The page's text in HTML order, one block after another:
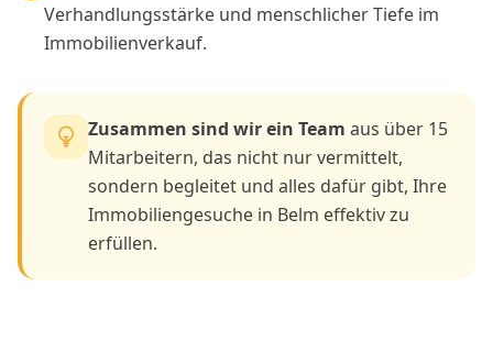
Verhandlungsstärke und menschlicher Tiefe im
Immobilienverkauf.
Zusammen sind wir ein Team aus über 15
Mitarbeitern, das nicht nur vermittelt,
sondern begleitet und alles dafür gibt, Ihre
Immobiliengesuche in Belm effektiv zu
erfüllen.